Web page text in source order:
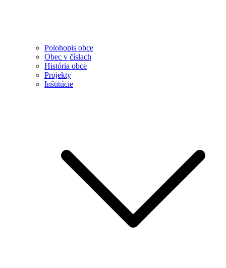
Polohopis obce
Obec v číslach
História obce
Projekty
Inštitúcie